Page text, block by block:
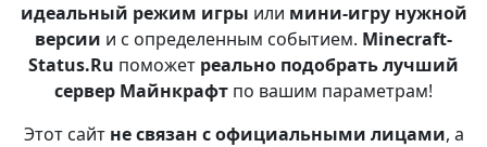
идеальный режим игры или мини-игру нужной
версии и с определенным событием. Minecraft-
Status.Ru поможет реально подобрать лучший
сервер Майнкрафт по вашим параметрам!
Этот сайт не связан с официальными лицами, а